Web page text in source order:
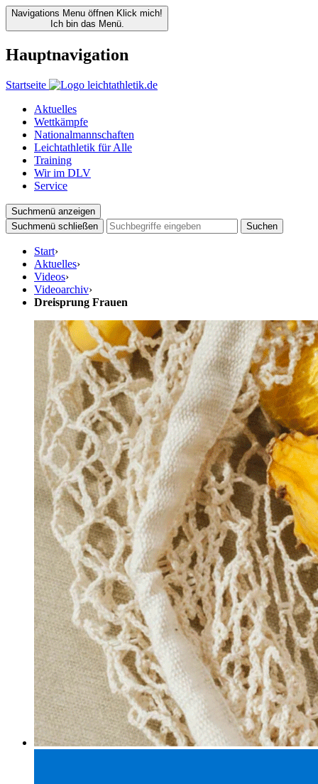
Navigations Menu öffnen Klick mich!
Ich bin das Menü.
Hauptnavigation
Startseite
Aktuelles
Wettkämpfe
Nationalmannschaften
Leichtathletik für Alle
Training
Wir im DLV
Service
Suchmenü anzeigen
Suchmenü schließen
Suchen
Start›
Aktuelles›
Videos›
Videoarchiv›
Dreisprung Frauen